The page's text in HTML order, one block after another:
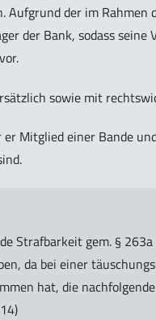
Aufgrund der im
der Bank, sodass
sowie mit
Mitglied einer Bande
Strafbarkeit gem. §
da bei einer
hat, die